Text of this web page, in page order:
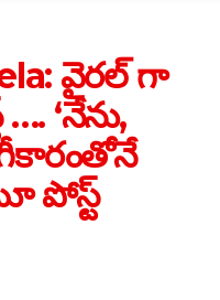
వైరల్ గా
‘నేను,
పోస్ట్